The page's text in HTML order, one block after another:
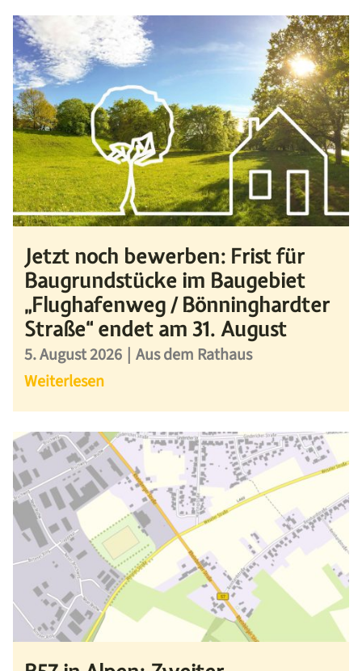
Jetzt noch bewerben: Frist für
Baugrundstücke im Baugebiet
„Flughafenweg / Bönninghardter
Straße“ endet am 31. August
5. August 2026 | Aus dem Rathaus
Weiterlesen